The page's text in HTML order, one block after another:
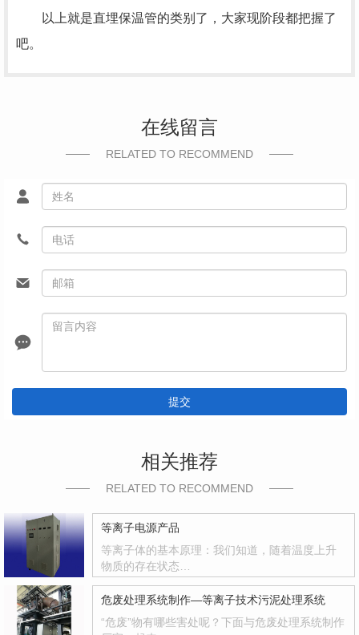
以上就是直埋保温管的类别了，大家现阶段都把握了
吧。
在线留言
RELATED TO RECOMMEND
提交
相关推荐
RELATED TO RECOMMEND
等离子电源产品
等离子体的基本原理：我们知道，随着温度上升
物质的存在状态…
危废处理系统制作—等离子技术污泥处理系统
“危废”物有哪些害处呢？下面与危废处理系统制作